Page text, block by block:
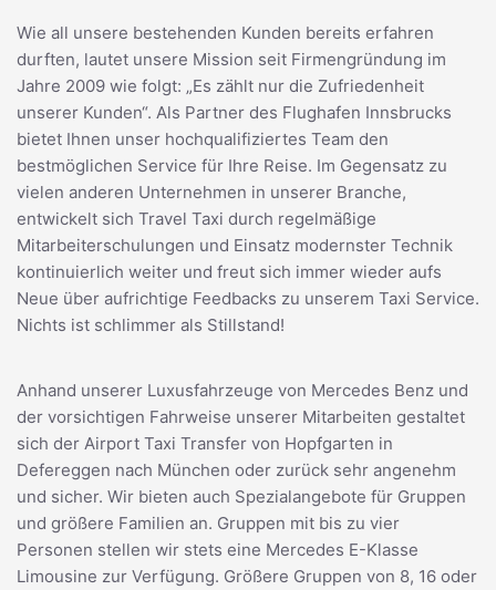
Wie all unsere bestehenden Kunden bereits erfahren
durften, lautet unsere Mission seit Firmengründung im
Jahre 2009 wie folgt: „Es zählt nur die Zufriedenheit
unserer Kunden“. Als Partner des Flughafen Innsbrucks
bietet Ihnen unser hochqualifiziertes Team den
bestmöglichen Service für Ihre Reise. Im Gegensatz zu
vielen anderen Unternehmen in unserer Branche,
entwickelt sich Travel Taxi durch regelmäßige
Mitarbeiterschulungen und Einsatz modernster Technik
kontinuierlich weiter und freut sich immer wieder aufs
Neue über aufrichtige Feedbacks zu unserem Taxi Service.
Nichts ist schlimmer als Stillstand!
Anhand unserer Luxusfahrzeuge von Mercedes Benz und
der vorsichtigen Fahrweise unserer Mitarbeiten gestaltet
sich der Airport Taxi Transfer von Hopfgarten in
Defereggen nach München oder zurück sehr angenehm
und sicher. Wir bieten auch Spezialangebote für Gruppen
und größere Familien an. Gruppen mit bis zu vier
Personen stellen wir stets eine Mercedes E-Klasse
Limousine zur Verfügung. Größere Gruppen von 8, 16 oder